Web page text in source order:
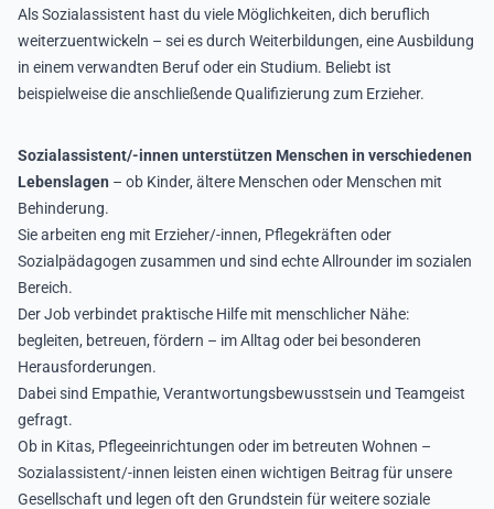
Als Sozialassistent hast du viele Möglichkeiten, dich beruflich
weiterzuentwickeln – sei es durch Weiterbildungen, eine Ausbildung
in einem verwandten Beruf oder ein Studium. Beliebt ist
beispielweise die anschließende Qualifizierung zum Erzieher.
Sozialassistent/-innen unterstützen Menschen in verschiedenen
Lebenslagen – ob Kinder, ältere Menschen oder Menschen mit
Behinderung.
Sie arbeiten eng mit Erzieher/-innen, Pflegekräften oder
Sozialpädagogen zusammen und sind echte Allrounder im sozialen
Bereich.
Der Job verbindet praktische Hilfe mit menschlicher Nähe:
begleiten, betreuen, fördern – im Alltag oder bei besonderen
Herausforderungen.
Dabei sind Empathie, Verantwortungsbewusstsein und Teamgeist
gefragt.
Ob in Kitas, Pflegeeinrichtungen oder im betreuten Wohnen –
Sozialassistent/-innen leisten einen wichtigen Beitrag für unsere
Gesellschaft und legen oft den Grundstein für weitere soziale